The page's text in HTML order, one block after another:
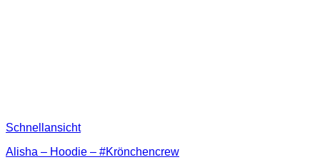
Schnellansicht
Alisha – Hoodie – #Krönchencrew